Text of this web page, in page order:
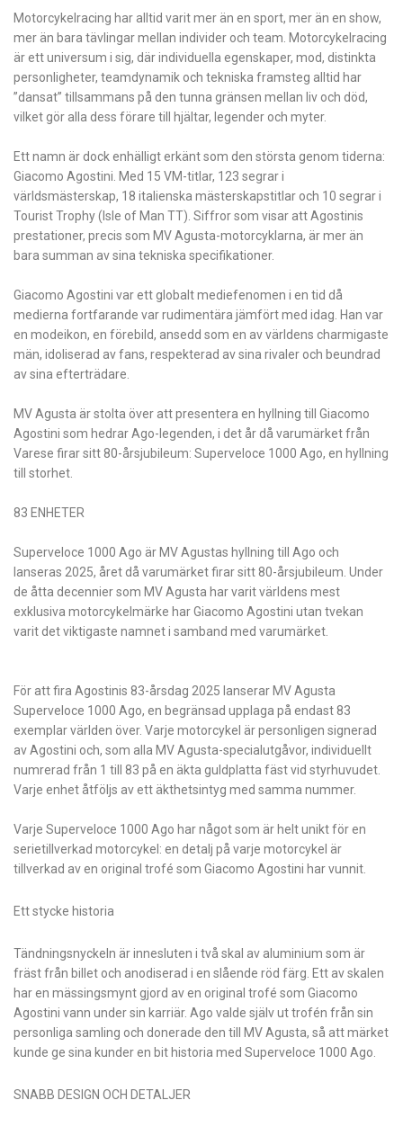
Motorcykelracing har alltid varit mer än en sport, mer än en show,
mer än bara tävlingar mellan individer och team. Motorcykelracing
är ett universum i sig, där individuella egenskaper, mod, distinkta
personligheter, teamdynamik och tekniska framsteg alltid har
”dansat” tillsammans på den tunna gränsen mellan liv och död,
vilket gör alla dess förare till hjältar, legender och myter.
Ett namn är dock enhälligt erkänt som den största genom tiderna:
Giacomo Agostini. Med 15 VM-titlar, 123 segrar i
världsmästerskap, 18 italienska mästerskapstitlar och 10 segrar i
Tourist Trophy (Isle of Man TT). Siffror som visar att Agostinis
prestationer, precis som MV Agusta-motorcyklarna, är mer än
bara summan av sina tekniska specifikationer.
Giacomo Agostini var ett globalt mediefenomen i en tid då
medierna fortfarande var rudimentära jämfört med idag. Han var
en modeikon, en förebild, ansedd som en av världens charmigaste
män, idoliserad av fans, respekterad av sina rivaler och beundrad
av sina efterträdare.
MV Agusta är stolta över att presentera en hyllning till Giacomo
Agostini som hedrar Ago-legenden, i det år då varumärket från
Varese firar sitt 80-årsjubileum: Superveloce 1000 Ago, en hyllning
till storhet.
83 ENHETER
Superveloce 1000 Ago är MV Agustas hyllning till Ago och
lanseras 2025, året då varumärket firar sitt 80-årsjubileum. Under
de åtta decennier som MV Agusta har varit världens mest
exklusiva motorcykelmärke har Giacomo Agostini utan tvekan
varit det viktigaste namnet i samband med varumärket.
För att fira Agostinis 83-årsdag 2025 lanserar MV Agusta
Superveloce 1000 Ago, en begränsad upplaga på endast 83
exemplar världen över. Varje motorcykel är personligen signerad
av Agostini och, som alla MV Agusta-specialutgåvor, individuellt
numrerad från 1 till 83 på en äkta guldplatta fäst vid styrhuvudet.
Varje enhet åtföljs av ett äkthetsintyg med samma nummer.
Varje Superveloce 1000 Ago har något som är helt unikt för en
serietillverkad motorcykel: en detalj på varje motorcykel är
tillverkad av en original trofé som Giacomo Agostini har vunnit.
Ett stycke historia
Tändningsnyckeln är innesluten i två skal av aluminium som är
fräst från billet och anodiserad i en slående röd färg. Ett av skalen
har en mässingsmynt gjord av en original trofé som Giacomo
Agostini vann under sin karriär. Ago valde själv ut trofén från sin
personliga samling och donerade den till MV Agusta, så att märket
kunde ge sina kunder en bit historia med Superveloce 1000 Ago.
SNABB DESIGN OCH DETALJER